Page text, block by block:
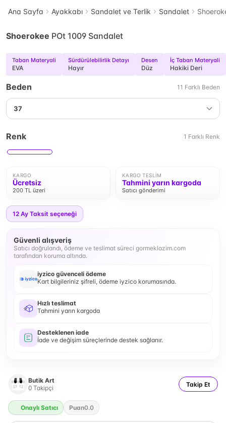
Ana Sayfa Ayakkabı Sandalet ve Terlik Sandalet
Shoerokee POt 1009 Sandalet
Taban Materyali
EVA
Sürdürülebilirlik Detayı
Hayır
Desen
Düz
İç Taban Materyali
Hakiki Deri
Beden 11 Farklı Beden
37
Renk 1 Farklı Renk
KARGO
Ücretsiz
200 TL üzeri
KARGO TESLIM
Tahmini yarın kargoda
Satıcı gönderimi
12 Ay Taksit seçeneği
Güvenli alışveriş
Satıcı doğrulandı, ödeme ve teslimat süreci gormeklazim.com
tarafından koruma altında.
iyzico güvenceli ödeme
Kart bilgileriniz şifreli, ödeme iyzico korumasında.
Hızlı teslimat
Tahmini yarın kargoda
Desteklenen iade
İade ve değişim süreçlerinde destek sağlanır.
Butik Art
0 Takipçi Takip Et
Onaylı Satıcı Puan0.0